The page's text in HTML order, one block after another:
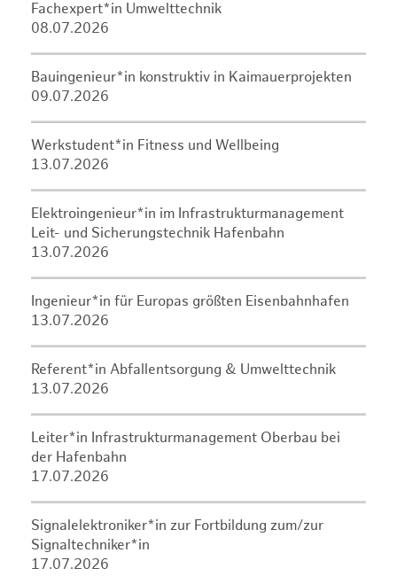
Fachexpert*in Umwelttechnik
08.07.2026
Bauingenieur*in konstruktiv in Kaimauerprojekten
09.07.2026
Werkstudent*in Fitness und Wellbeing
13.07.2026
Elektroingenieur*in im Infrastrukturmanagement
Leit- und Sicherungstechnik Hafenbahn
13.07.2026
Ingenieur*in für Europas größten Eisenbahnhafen
13.07.2026
Referent*in Abfallentsorgung & Umwelttechnik
13.07.2026
Leiter*in Infrastrukturmanagement Oberbau bei
der Hafenbahn
17.07.2026
Signalelektroniker*in zur Fortbildung zum/zur
Signaltechniker*in
17.07.2026